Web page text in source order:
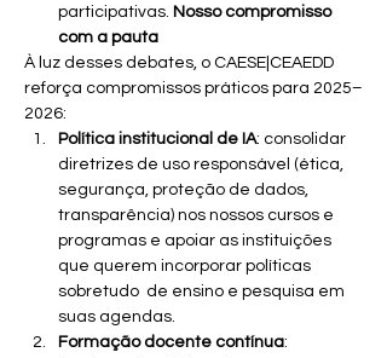
participativas. Nosso compromisso
com a pauta
À luz desses debates, o CAESE|CEAEDD
reforça compromissos práticos para 2025–
2026:
Política institucional de IA: consolidar
diretrizes de uso responsável (ética,
segurança, proteção de dados,
transparência) nos nossos cursos e
programas e apoiar as instituições
que querem incorporar políticas
sobretudo  de ensino e pesquisa em
suas agendas.
Formação docente contínua: